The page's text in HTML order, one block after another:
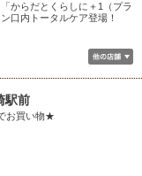
からだとくらしに＋1（プラ
口内トータルケア登場！
駅前
お買い物★